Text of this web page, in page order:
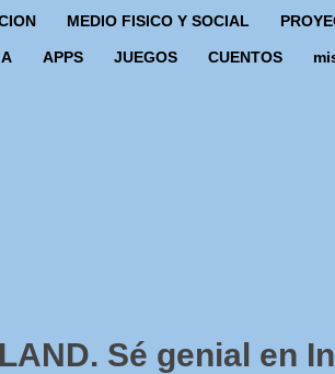
MEDIO FISICO Y SOCIAL
APPS JUEGOS CUENTOS
Sé genial en